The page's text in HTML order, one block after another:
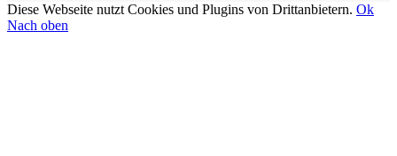
Diese Webseite nutzt Cookies und Plugins von Drittanbietern. Ok
Nach oben